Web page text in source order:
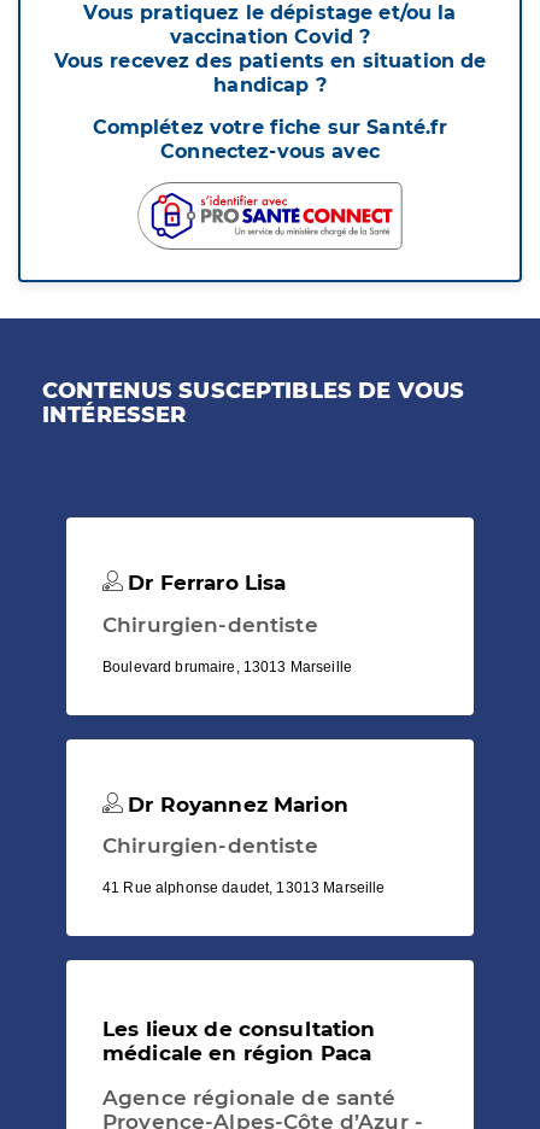
Vous pratiquez le dépistage et/ou la
vaccination Covid ?
Vous recevez des patients en situation de
handicap ?
Complétez votre fiche sur Santé.fr
Connectez-vous avec
CONTENUS SUSCEPTIBLES DE VOUS
INTÉRESSER
Dr Ferraro Lisa
Chirurgien-dentiste
Boulevard brumaire, 13013 Marseille
Dr Royannez Marion
Chirurgien-dentiste
41 Rue alphonse daudet, 13013 Marseille
Les lieux de consultation
médicale en région Paca
Agence régionale de santé
Provence-Alpes-Côte d’Azur -